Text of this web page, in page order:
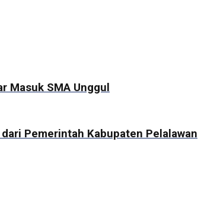
Masuk SMA Unggul
Pemerintah Kabupaten Pelalawan